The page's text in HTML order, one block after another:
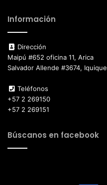
Información
Dirección
Maipú #652 oficina 11, Arica
Salvador Allende #3674, Iquique
Teléfonos
+57 2 269150
+57 2 269151
Búscanos en facebook